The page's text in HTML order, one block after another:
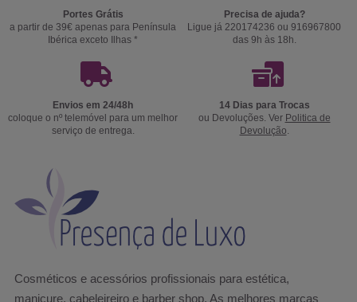
Portes Grátis
a partir de 39€ apenas para Península
Ibérica exceto Ilhas *
Precisa de ajuda?
Ligue já 220174236 ou 916967800
das 9h às 18h.
Envios em 24/48h
coloque o nº telemóvel para um melhor
serviço de entrega.
14 Dias para Trocas
ou Devoluções. Ver Politica de
Devolução.
Cosméticos e acessórios profissionais para estética,
manicure, cabeleireiro e barber shop. As melhores marcas